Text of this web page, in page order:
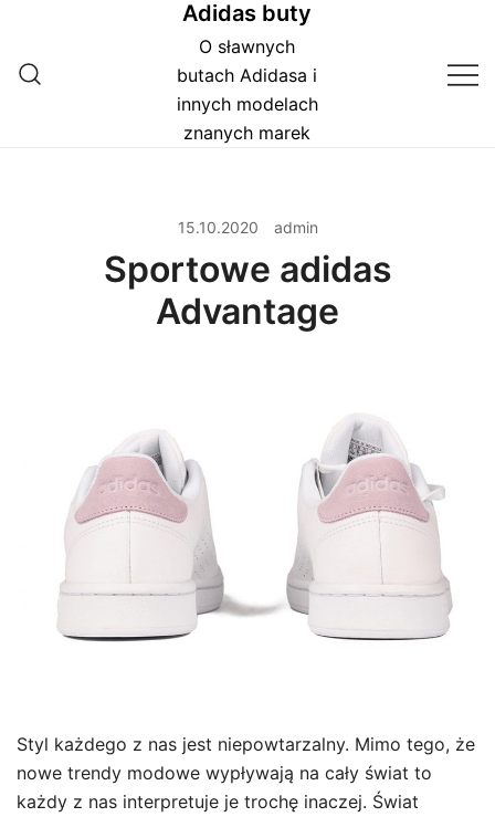
treści
Adidas buty
O sławnych
butach Adidasa i
innych modelach
znanych marek
15.10.2020 admin
Sportowe adidas
Advantage
Styl każdego z nas jest niepowtarzalny. Mimo tego, że
nowe trendy modowe wypływają na cały świat to
każdy z nas interpretuje je trochę inaczej. Świat